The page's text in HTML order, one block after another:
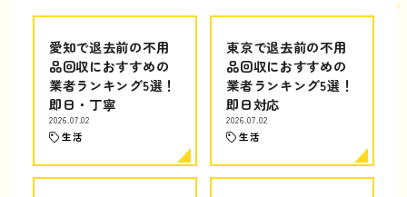
愛知で退去前の不用
品回収におすすめの
業者ランキング5選！
即日・丁寧
2026.07.02
生活
東京で退去前の不用
品回収におすすめの
業者ランキング5選！
即日対応
2026.07.02
生活